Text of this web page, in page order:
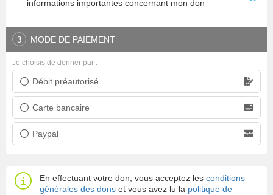
informations importantes concernant mon don
3 MODE DE PAIEMENT
Débit préautorisé
Prélèvement bancaire
Carte bancaire
Carte bancaire
Paypal
Paypal
Je choisis de donner par :
En effectuant votre don, vous acceptez les conditions
générales des dons et vous avez lu la politique de